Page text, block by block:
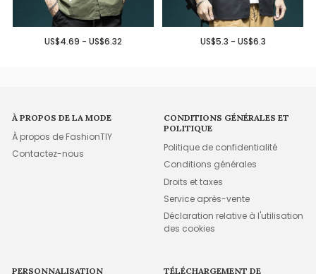
US$4.69 - US$6.32 US$5.3 - US$6.3
À PROPOS DE LA MODE
À propos de FashionTIY
Contactez-nous
CONDITIONS GÉNÉRALES ET
POLITIQUE
Politique de confidentialité
Conditions générales
Droits et taxes
Service après-vente
Déclaration relative à l'utilisation
des cookies
PERSONNALISATION TÉLÉCHARGEMENT DE